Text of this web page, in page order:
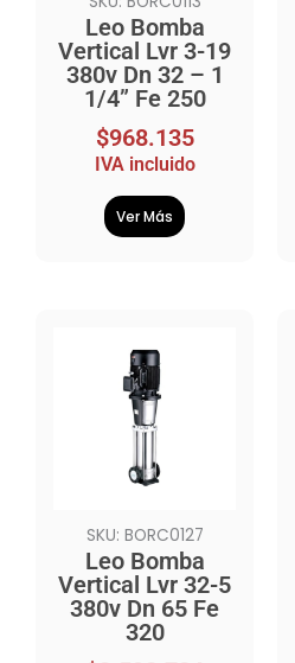
Leo Bomba
Vertical Lvr 3-19
380v Dn 32 – 1
1/4” Fe 250
$968.135
IVA incluido
Ver Más
SKU: BORC0127
Leo Bomba
Vertical Lvr 32-5
380v Dn 65 Fe
320